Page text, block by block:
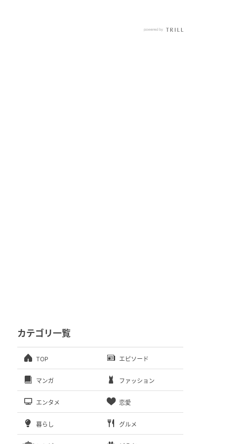
カテゴリ一覧
TOP エピソード
マンガ ファッション
エンタメ 恋愛
暮らし グルメ